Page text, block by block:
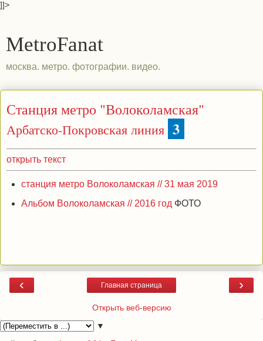
]]>
MetroFanat
москва. метро. фотографии. видео.
Станция метро "Волоколамская"
Арбатско-Покровская линия 3
открыть текст
станция метро Волоколамская // 31 мая 2019
Альбом Волоколамская // 2016 год ФОТО
‹ ›
Главная страница
Открыть веб-версию
▼